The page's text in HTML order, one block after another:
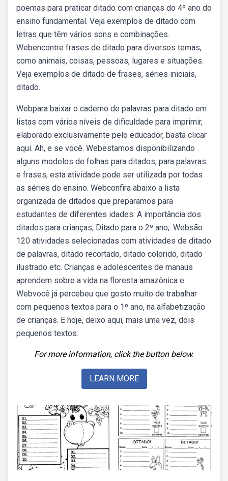
poemas para praticar ditado com crianças do 4º ano do
ensino fundamental. Veja exemplos de ditado com
letras que têm vários sons e combinações.
Webencontre frases de ditado para diversos temas,
como animais, coisas, pessoas, lugares e situações.
Veja exemplos de ditado de frases, séries iniciais,
ditado.
Webpara baixar o caderno de palavras para ditado em
listas com vários níveis de dificuldade para imprimir,
elaborado exclusivamente pelo educador, basta clicar
aqui. Ah, e se você. Webestamos disponibilizando
alguns modelos de folhas para ditados, para palavras
e frases, esta atividade pode ser utilizada por todas
as séries do ensino. Webconfira abaixo a lista
organizada de ditados que preparamos para
estudantes de diferentes idades: A importância dos
ditados para crianças; Ditado para o 2º ano;. Websão
120 atividades selecionadas com atividades de ditado
de palavras, ditado recortado, ditado colorido, ditado
ilustrado etc. Crianças e adolescentes de manaus
aprendem sobre a vida na floresta amazônica e.
Webvocê já percebeu que gosto muito de trabalhar
com pequenos textos para o 1º ano, na alfabetização
de crianças. E hoje, deixo aqui, mais uma vez, dois
pequenos textos.
For more information, click the button below.
LEARN MORE